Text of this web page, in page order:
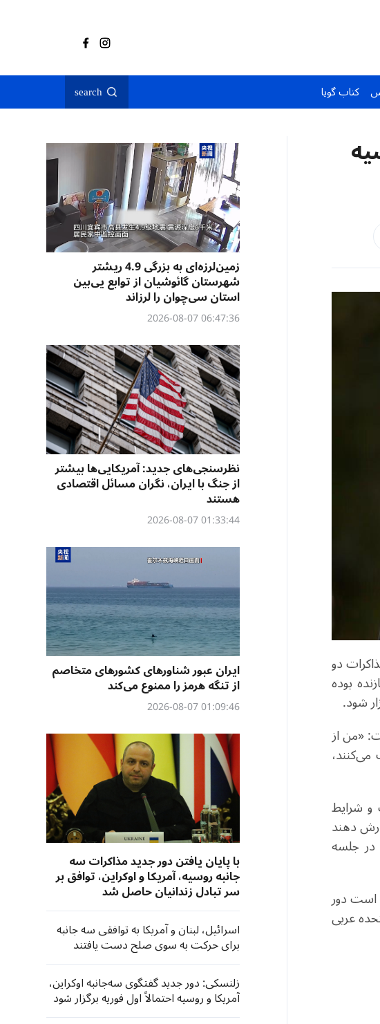
کتاب گویا search
کرد که مذاکرات دو
بوده
شود.
«من از
و شرایط
دهند
در جلسه
که قرار است دور
عربی
زمین‌لرزه‌ای به بزرگی 4.9 ریشتر
شهرستان گائوشیان از توابع یی‌بین
استان سی‌چوان را لرزاند
06:47:36 2026-08-07
نظرسنجی‌‌های جدید: آمریکایی‌ها بیشتر
از جنگ با ایران، نگران مسائل اقتصادی
هستند
01:33:44 2026-08-07
ایران عبور شناورهای کشورهای متخاصم
از تنگه هرمز را ممنوع می‌کند
01:09:46 2026-08-07
با پایان یافتن دور جدید مذاکرات سه
جانبه روسیه، آمریکا و اوکراین، توافق بر
سر تبادل زندانیان حاصل شد
اسرائیل، لبنان و آمریکا به توافقی سه جانبه
برای حرکت به سوی صلح دست یافتند
زلنسکی: دور جدید گفتگوی سه‌جانبه اوکراین،
آمریکا و روسیه احتمالاً اول فوریه برگزار شود